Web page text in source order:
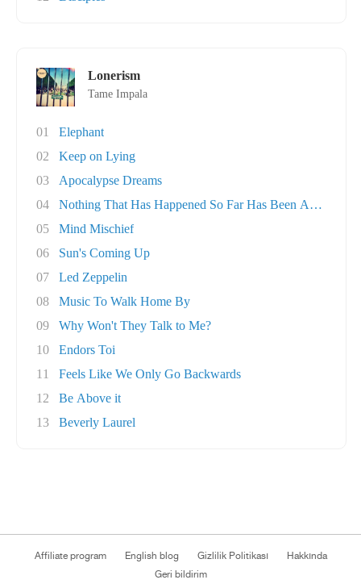
Lonerism
Tame Impala
01
Elephant
02
Keep on Lying
03
Apocalypse Dreams
04
Nothing That Has Happened So Far Has Been Any..
05
Mind Mischief
06
Sun's Coming Up
07
Led Zeppelin
08
Music To Walk Home By
09
Why Won't They Talk to Me?
10
Endors Toi
11
Feels Like We Only Go Backwards
12
Be Above it
13
Beverly Laurel
Affiliate program English blog Gizlilik Politikası
Hakkında
Geri bildirim